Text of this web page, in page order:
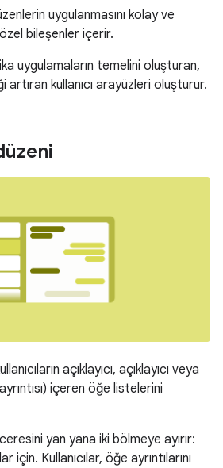
uygulanmasını kolay ve
bileşenler içerir.
uygulamaların temelini oluşturan,
artıran kullanıcı arayüzleri oluşturur.
açıklayıcı, açıklayıcı veya
içeren öğe listelerini
yan yana iki bölmeye ayırır:
için. Kullanıcılar, öğe ayrıntılarını